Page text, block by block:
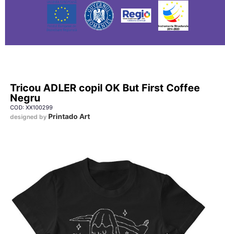
Tricou ADLER copil OK But First Coffee
Negru
COD: XX100299
designed by Printado Art